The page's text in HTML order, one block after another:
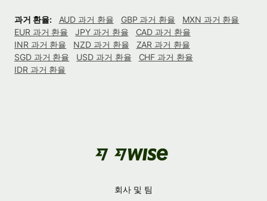
과거 환율: AUD 과거 환율 GBP 과거 환율
MXN 과거 환율
EUR 과거 환율
JPY 과거 환율
CAD 과거 환율
INR 과거 환율
NZD 과거 환율
ZAR 과거 환율
SGD 과거 환율
USD 과거 환율
CHF 과거 환율
IDR 과거 환율
회사 및 팀